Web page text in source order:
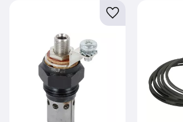
Lägg till i favoriter